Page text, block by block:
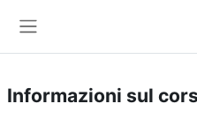
Informazioni sul